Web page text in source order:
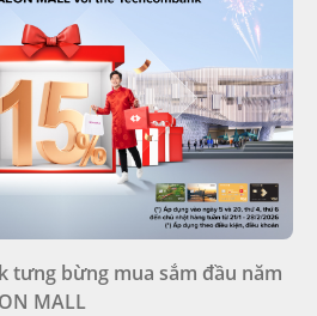
tưng bừng mua sắm đầu năm
MALL